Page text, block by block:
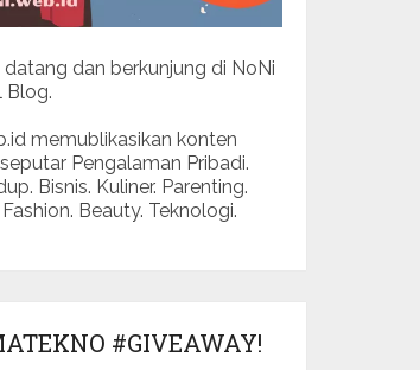
dan berkunjung di NoNi
Blog.
memublikasikan konten
Pengalaman Pribadi.
Bisnis. Kuliner. Parenting.
Beauty. Teknologi.
#GIVEAWAY!